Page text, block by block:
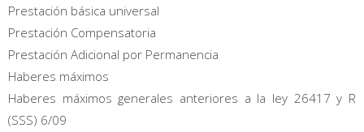
Prestación básica universal
Prestación Compensatoria
Prestación Adicional por Permanencia
Haberes máximos
Haberes máximos generales anteriores a la ley 26417 y R
(SSS) 6/09